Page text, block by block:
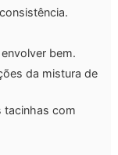
bem.
da mistura de
tacinhas com